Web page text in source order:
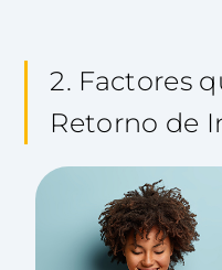
2. Factores
Retorno de